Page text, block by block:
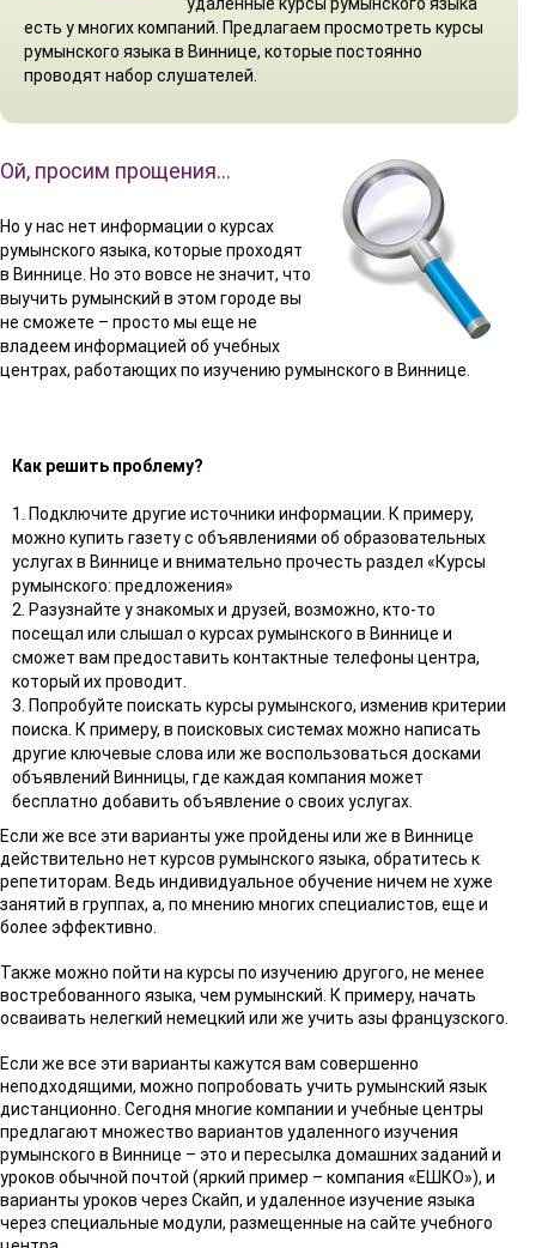
есть у многих компаний. Предлагаем просмотреть курсы
румынского языка в Виннице, которые постоянно
проводят набор слушателей.
Ой, просим прощения…
Но у нас нет информации о курсах
румынского языка, которые проходят
в Виннице. Но это вовсе не значит, что
выучить румынский в этом городе вы
не сможете – просто мы еще не
владеем информацией об учебных
центрах, работающих по изучению румынского в Виннице.
Как решить проблему?
1. Подключите другие источники информации. К примеру,
можно купить газету с объявлениями об образовательных
услугах в Виннице и внимательно прочесть раздел «Курсы
румынского: предложения»
2. Разузнайте у знакомых и друзей, возможно, кто-то
посещал или слышал о курсах румынского в Виннице и
сможет вам предоставить контактные телефоны центра,
который их проводит.
3. Попробуйте поискать курсы румынского, изменив критерии
поиска. К примеру, в поисковых системах можно написать
другие ключевые слова или же воспользоваться досками
объявлений Винницы, где каждая компания может
бесплатно добавить объявление о своих услугах.
Если же все эти варианты уже пройдены или же в Виннице
действительно нет курсов румынского языка, обратитесь к
репетиторам. Ведь индивидуальное обучение ничем не хуже
занятий в группах, а, по мнению многих специалистов, еще и
более эффективно.
Также можно пойти на курсы по изучению другого, не менее
востребованного языка, чем румынский. К примеру, начать
осваивать нелегкий немецкий или же учить азы французского.
Если же все эти варианты кажутся вам совершенно
неподходящими, можно попробовать учить румынский язык
дистанционно. Сегодня многие компании и учебные центры
предлагают множество вариантов удаленного изучения
румынского в Виннице – это и пересылка домашних заданий и
уроков обычной почтой (яркий пример – компания «ЕШКО»), и
варианты уроков через Скайп, и удаленное изучение языка
через специальные модули, размещенные на сайте учебного